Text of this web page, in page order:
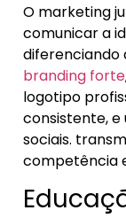
O marketing
comunicar a
diferenciando
branding forte
logotipo
consistente, e
sociais.
competência